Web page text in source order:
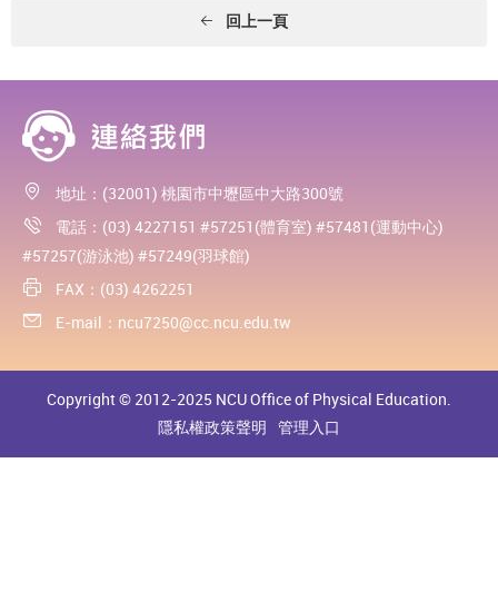
回上一頁
地址：(32001) 桃園市中壢區中大路300號
電話：(03) 4227151 #57251(體育室) #57481(運動中心)
#57257(游泳池) #57249(羽球館)
FAX：(03) 4262251
E-mail： ncu7250@cc.ncu.edu.tw
Copyright © 2012-2025 NCU Office of Physical Education.
隱私權政策聲明 管理入口